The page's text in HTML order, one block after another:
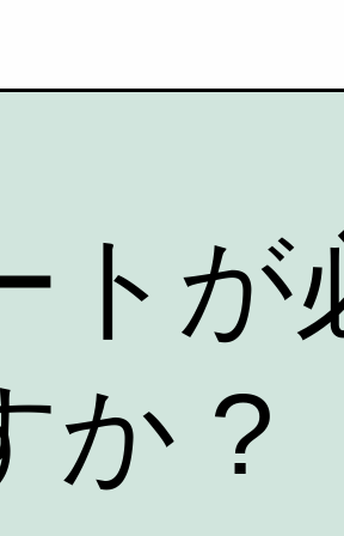
トが
か ?